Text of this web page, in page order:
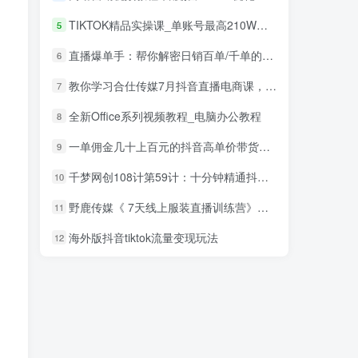
5 TIKTOK精品实操课_单账号最高210W粉丝
6 直播爆单手：帮你解密日销百单/千单的爆品、爆单秘籍
7 教你学习合仕传媒7月抖音直播电商课，以实战为主解决疑难问题
8 全新Office系列视频教程_电脑办公教程
9 一单佣金几十上百元的抖音高单价带货项目，核心套路月入几十万（共3节）
10 千梦网创108计第59计：十分钟精通抖音作品封面组合教学
11 野鹿传媒《 7天线上服装直播训练营》打造爆款日出万单
12 海外版抖音tiktok流量变现玩法